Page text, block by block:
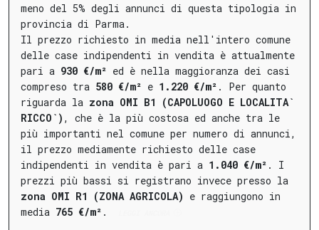
meno del 5% degli annunci di questa tipologia in
provincia di Parma.
Il prezzo richiesto in media nell'intero comune
delle case indipendenti in vendita è attualmente
pari a 930 €/m² ed è nella maggioranza dei casi
compreso tra 580 €/m² e 1.220 €/m² . Per quanto
riguarda la zona OMI B1 (CAPOLUOGO E LOCALITA`
RICCO`) , che è la più costosa ed anche tra le
più importanti nel comune per numero di annunci,
il prezzo mediamente richiesto delle case
indipendenti in vendita è pari a 1.040 €/m² . I
prezzi più bassi si registrano invece presso la
zona OMI R1 (ZONA AGRICOLA) e raggiungono in
media 765 €/m² .